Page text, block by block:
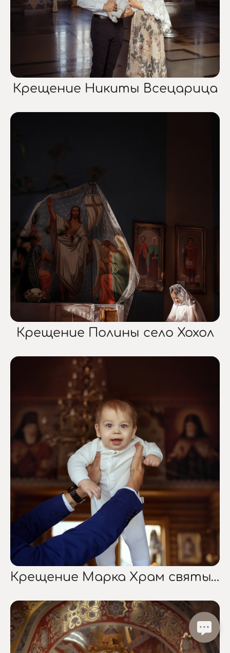
Крещение Никиты Всецарица
Крещение Полины село Хохол
Крещение Марка Храм святых мучениц Веры, Надежды, Любови